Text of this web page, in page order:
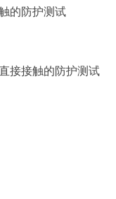
的防护测试
接接触的防护测试